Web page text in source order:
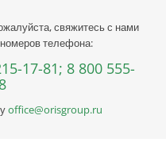
свяжитесь с нами
телефона:
17-81; 8 800 555-
office@orisgroup.ru